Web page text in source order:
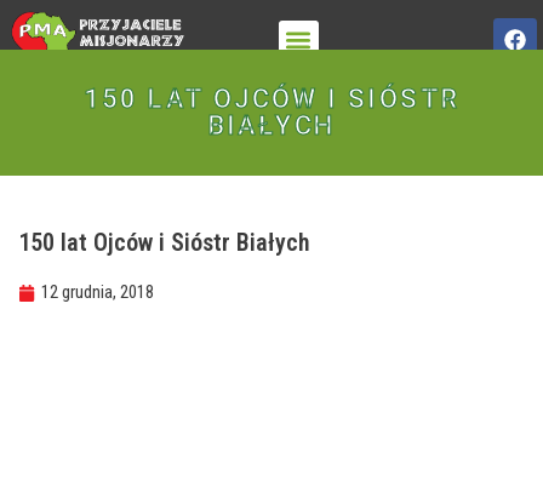
150 LAT OJCÓW I SIÓSTR
BIAŁYCH
150 lat Ojców i Sióstr Białych
12 grudnia, 2018